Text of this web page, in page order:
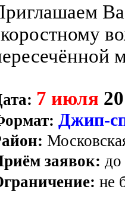
7 июля
Джип-
заявок: до
не